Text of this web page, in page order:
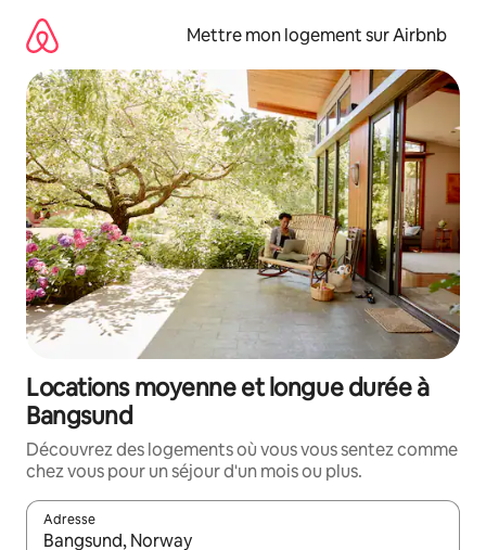
directement
contenu
Mettre mon logement sur Airbnb
Locations moyenne et longue durée à
Bangsund
Découvrez des logements où vous vous sentez comme
chez vous pour un séjour d'un mois ou plus.
Adresse
Lorsque les résultats s'affichent, utilisez les flèches vers le